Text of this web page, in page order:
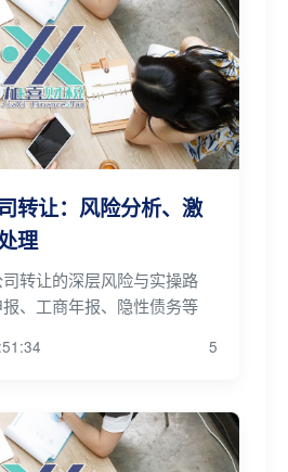
转让：风险分析、激
理
转让的深层风险与实操路
、工商年报、隐性债务等
5